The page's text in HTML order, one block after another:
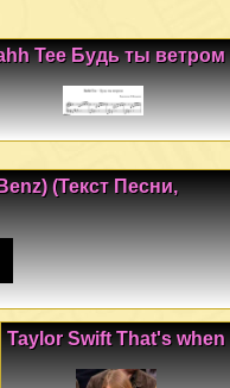
Tee Будь ты ветром
(Текст Песни,
Taylor Swift That's when